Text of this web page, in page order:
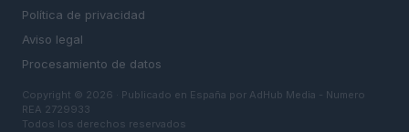
Política de privacidad
Aviso legal
Procesamiento de datos
Copyright © 2026 · Publicado en España por AdHub Media - Numero
REA 2729933
Todos los derechos reservados